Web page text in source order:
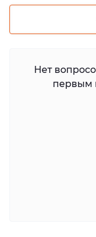
Нет
первым